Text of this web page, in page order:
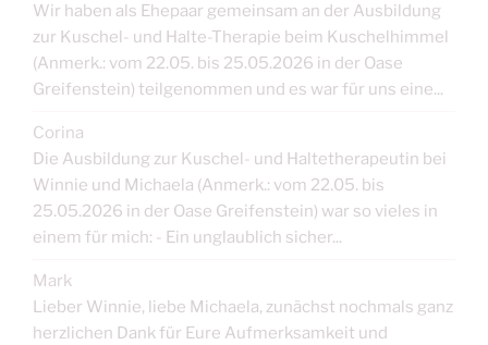
Wir haben als Ehepaar gemeinsam an der Ausbildung
zur Kuschel- und Halte-Therapie beim Kuschelhimmel
(Anmerk.: vom 22.05. bis 25.05.2026 in der Oase
Greifenstein) teilgenommen und es war für uns eine...
Corina
Die Ausbildung zur Kuschel- und Haltetherapeutin bei
Winnie und Michaela (Anmerk.: vom 22.05. bis
25.05.2026 in der Oase Greifenstein) war so vieles in
einem für mich: - Ein unglaublich sicher...
Mark
Lieber Winnie, liebe Michaela, zunächst nochmals ganz
herzlichen Dank für Eure Aufmerksamkeit und